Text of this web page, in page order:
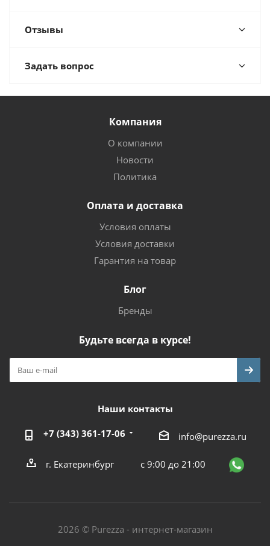
Отзывы
Задать вопрос
Компания
О компании
Новости
Политика
Оплата и доставка
Условия оплаты
Условия доставки
Гарантия на товар
Блог
Бренды
Будьте всегда в курсе!
Наши контакты
+7 (343) 361-17-06 info@purezza.ru
г. Екатеринбург с 9:00 до 21:00
2026 © Purezza - интернет-магазин